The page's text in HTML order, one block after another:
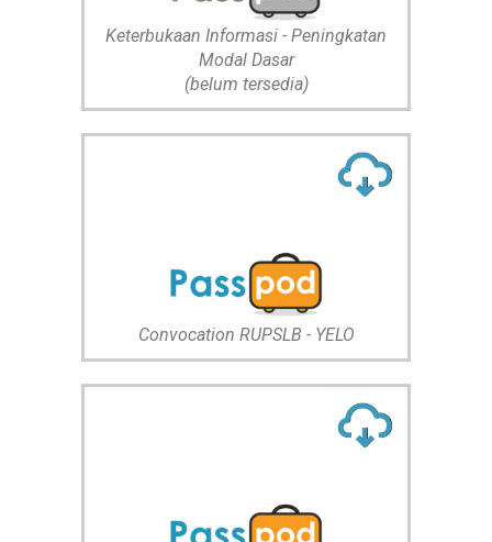
Keterbukaan Informasi - Peningkatan
Modal Dasar
(belum tersedia)
Convocation RUPSLB - YELO